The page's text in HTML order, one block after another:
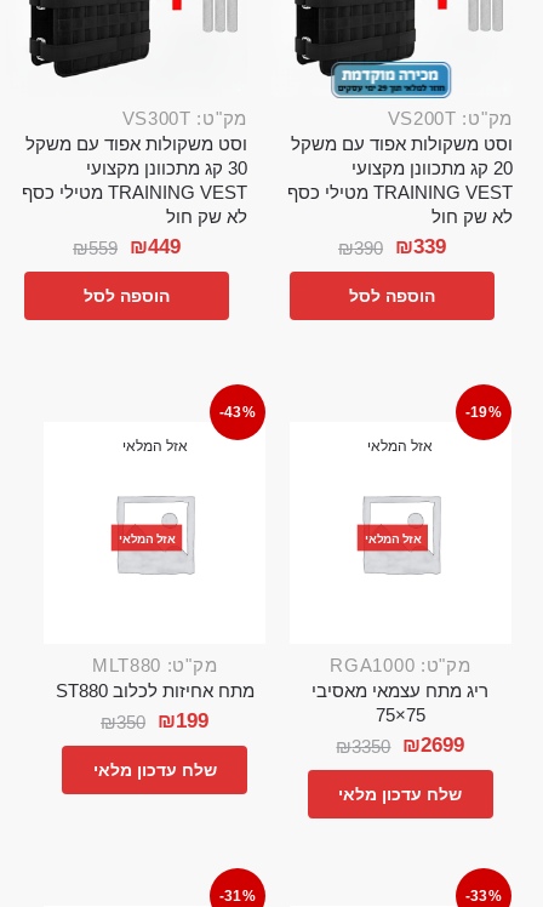
מק"ט: VS200T
וסט משקולות אפוד עם משקל
20 קג מתכוונן מקצועי
TRAINING VEST מטילי כסף
לא שק חול
₪390 ₪339
הוספה לסל
מק"ט: VS300T
וסט משקולות אפוד עם משקל
30 קג מתכוונן מקצועי
TRAINING VEST מטילי כסף
לא שק חול
₪559 ₪449
הוספה לסל
-19%
אזל המלאי
אזל המלאי
מק"ט: RGA1000
ריג מתח עצמאי מאסיבי
75×75
₪3350 ₪2699
שלח עדכון מלאי
-43%
אזל המלאי
אזל המלאי
מק"ט: MLT880
מתח אחיזות לכלוב ST880
₪350 ₪199
שלח עדכון מלאי
-33%
-31%